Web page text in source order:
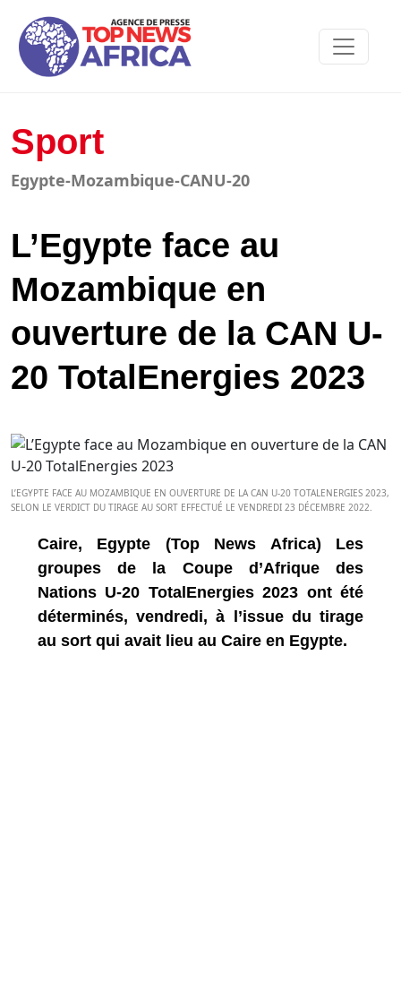
Sport
Egypte-Mozambique-CANU-20
L’Egypte face au
Mozambique en
ouverture de la CAN U-
20 TotalEnergies 2023
L’EGYPTE FACE AU MOZAMBIQUE EN OUVERTURE DE LA CAN U-20 TOTALENERGIES 2023,
SELON LE VERDICT DU TIRAGE AU SORT EFFECTUÉ LE VENDREDI 23 DÉCEMBRE 2022.
Caire, Egypte (Top News Africa) Les
groupes de la Coupe d’Afrique des
Nations U-20 TotalEnergies 2023 ont été
déterminés, vendredi, à l’issue du tirage
au sort qui avait lieu au Caire en Egypte.